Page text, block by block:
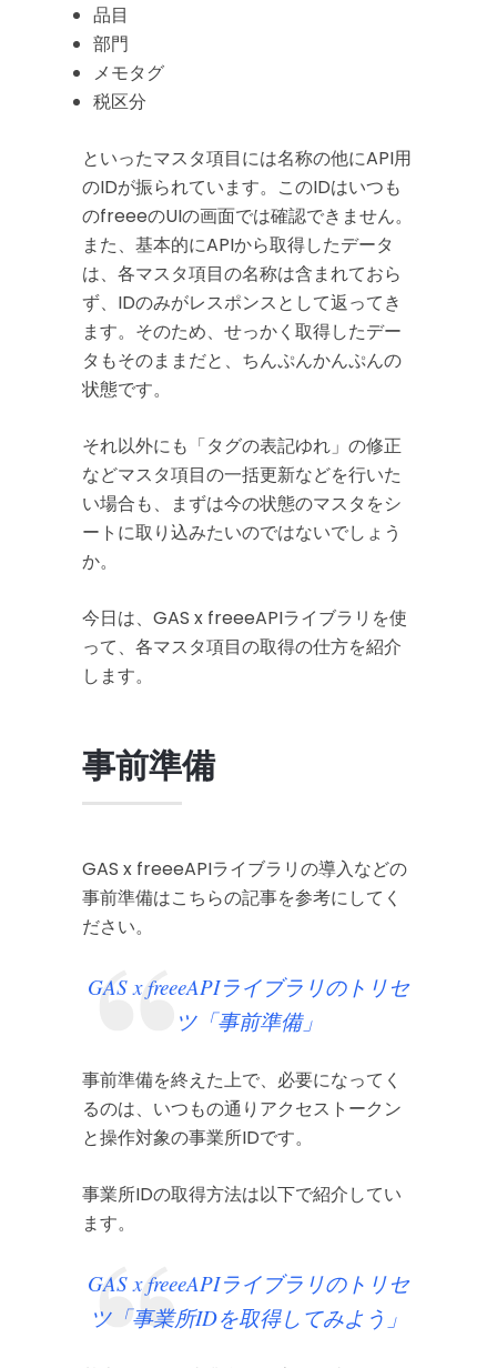
品目
部門
メモタグ
税区分
といったマスタ項目には名称の他にAPI用
のIDが振られています。このIDはいつも
のfreeeのUIの画面では確認できません。
また、基本的にAPIから取得したデータ
は、各マスタ項目の名称は含まれておら
ず、IDのみがレスポンスとして返ってき
ます。そのため、せっかく取得したデー
タもそのままだと、ちんぷんかんぷんの
状態です。
それ以外にも「タグの表記ゆれ」の修正
などマスタ項目の一括更新などを行いた
い場合も、まずは今の状態のマスタをシ
ートに取り込みたいのではないでしょう
か。
今日は、GAS x freeeAPIライブラリを使
って、各マスタ項目の取得の仕方を紹介
します。
事前準備
GAS x freeeAPIライブラリの導入などの
事前準備はこちらの記事を参考にしてく
ださい。
GAS x freeeAPIライブラリのトリセ
ツ「事前準備」
事前準備を終えた上で、必要になってく
るのは、いつもの通りアクセストークン
と操作対象の事業所IDです。
事業所IDの取得方法は以下で紹介してい
ます。
GAS x freeeAPIライブラリのトリセ
ツ「事業所IDを取得してみよう」